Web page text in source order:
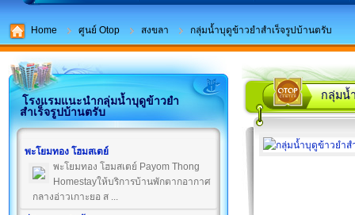
Home ศูนย์ Otop สงขลา กลุ่มน้ำบุดูข้าวยำสำเร็จรูปบ้านตรับ
โรงแรมแนะนำกลุ่มน้ำบุดูข้าวยำ
สำเร็จรูปบ้านตรับ
พะโยมทอง โฮมสเตย์
พะโยมทอง โฮมสเตย์ Payom Thong
Homestayให้บริการบ้านพักตากอากาศ
กลางอ่าวเกาะยอ ส ...
กลุ่มน้